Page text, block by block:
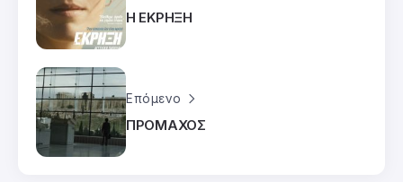
Η ΕΚΡΗΞΗ
Επόμενο
ΠΡΟΜΑΧΟΣ